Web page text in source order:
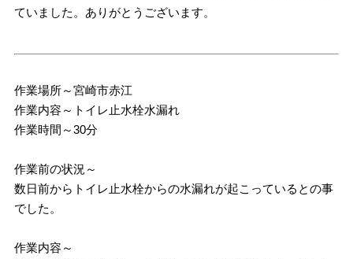
ていました。ありがとうございます。
作業場所～宮崎市赤江
作業内容～トイレ止水栓水漏れ
作業時間～30分
作業前の状況～
数日前からトイレ止水栓からの水漏れが起こっているとの事
でした。
作業内容～